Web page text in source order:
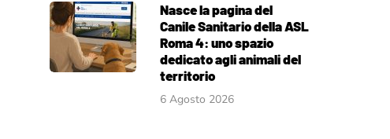
Nasce la pagina del
Canile Sanitario della ASL
Roma 4: uno spazio
dedicato agli animali del
territorio
6 Agosto 2026